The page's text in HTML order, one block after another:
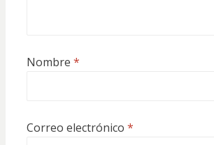
Nombre *
Correo electrónico *